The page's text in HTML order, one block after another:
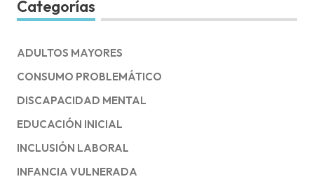
Categorías
ADULTOS MAYORES
CONSUMO PROBLEMÁTICO
DISCAPACIDAD MENTAL
EDUCACIÓN INICIAL
INCLUSIÓN LABORAL
INFANCIA VULNERADA